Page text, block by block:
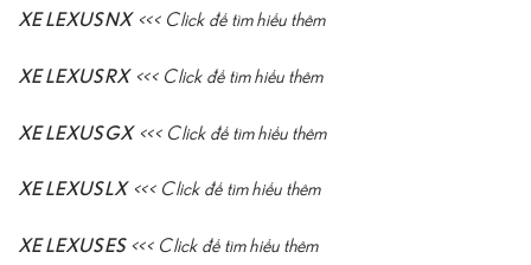
XE LEXUS NX <<< Click để tìm hiểu thêm
XE LEXUS RX <<< Click để tìm hiểu thêm
XE LEXUS GX <<< Click để tìm hiểu thêm
XE LEXUS LX <<< Click để tìm hiểu thêm
XE LEXUS ES <<< Click để tìm hiểu thêm